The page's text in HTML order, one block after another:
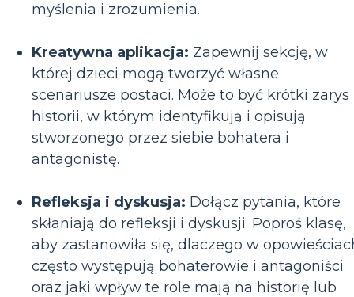
myślenia i zrozumienia.
Kreatywna aplikacja: Zapewnij sekcję, w
której dzieci mogą tworzyć własne
scenariusze postaci. Może to być krótki zarys
historii, w którym identyfikują i opisują
stworzonego przez siebie bohatera i
antagonistę.
Refleksja i dyskusja: Dołącz pytania, które
skłaniają do refleksji i dyskusji. Poproś klasę,
aby zastanowiła się, dlaczego w
często występują bohaterowie i antagoniści
oraz jaki wpływ te role mają na historię lub